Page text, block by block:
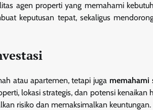
agen properti yang memahami
keputusan tepat, sekaligus
atau apartemen, tetapi juga memahami
lokasi strategis, dan potensi kenaikan
risiko dan memaksimalkan keuntungan.